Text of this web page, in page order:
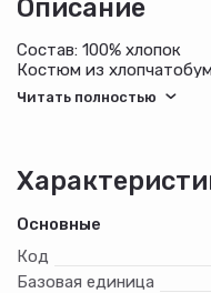
Описание
Состав: 100% хлопок
Костюм из
кулирного
отстроченной
Основные
Код
Базовая единица